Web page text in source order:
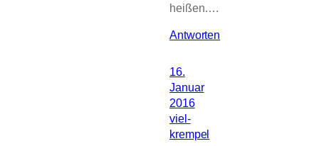
heißen….
Antworten
16.
Januar
2016
viel-
krempel